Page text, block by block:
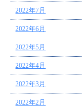
2022年7月
2022年6月
2022年5月
2022年4月
2022年3月
2022年2月